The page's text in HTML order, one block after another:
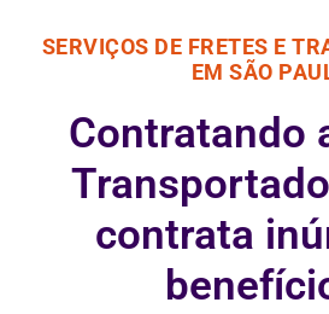
SERVIÇOS DE FRETES E
EM SÃO
Contratando
contrata